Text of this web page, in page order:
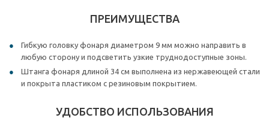
ПРЕИМУЩЕСТВА
Гибкую головку фонаря диаметром 9 мм можно направить в
любую сторону и подсветить узкие труднодоступные зоны.
Штанга фонаря длиной 34 см выполнена из нержавеющей стали
и покрыта пластиком с резиновым покрытием.
УДОБСТВО ИСПОЛЬЗОВАНИЯ